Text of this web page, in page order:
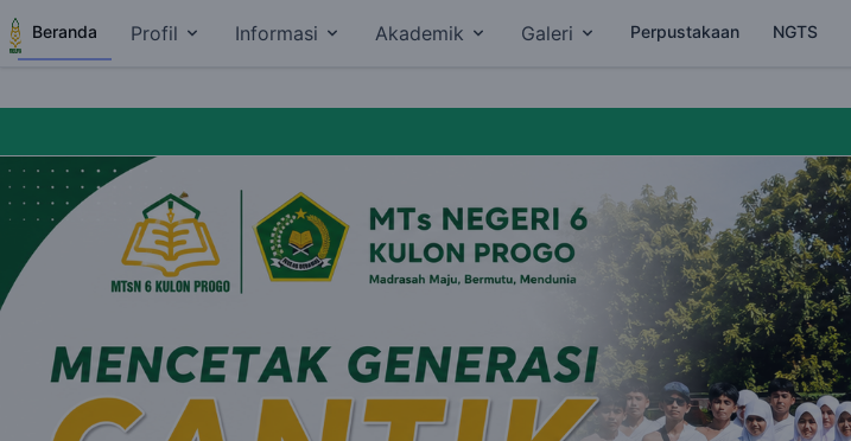
Beranda Profil Informasi Akademik Galeri Perpustakaan NGTS